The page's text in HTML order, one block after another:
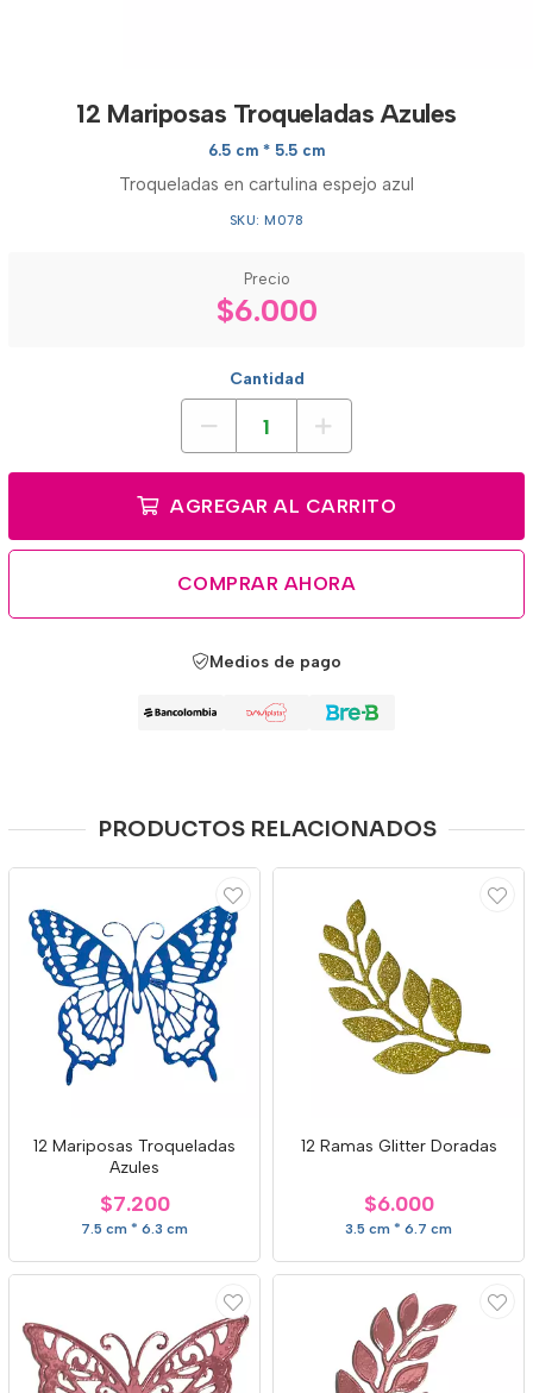
12 Mariposas Troqueladas Azules
6.5 cm * 5.5 cm
Troqueladas en cartulina espejo azul
SKU: M078
Precio
$6.000
Cantidad
AGREGAR AL CARRITO
COMPRAR AHORA
Medios de pago
PRODUCTOS RELACIONADOS
12 Mariposas Troqueladas
Azules
$7.200
7.5 cm * 6.3 cm
12 Ramas Glitter Doradas
$6.000
3.5 cm * 6.7 cm